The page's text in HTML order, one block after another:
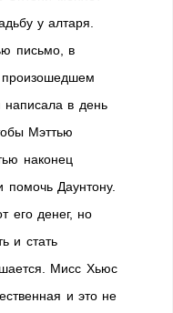
у алтаря.
письмо, в
произошедшем
написала в день
Мэттью
наконец
помочь Даунтону.
его денег, но
и стать
Мисс Хьюс
и это не